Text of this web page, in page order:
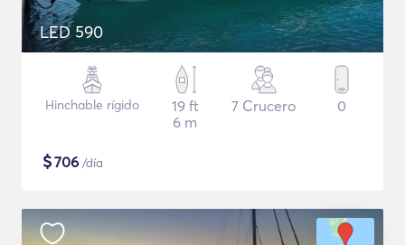
LED 590
Hinchable rígido
19 ft
6 m
7 Crucero 0
$706 /día